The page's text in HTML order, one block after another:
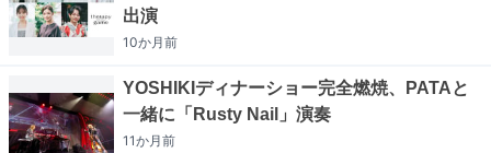
出演
10か月前
YOSHIKIディナーショー完全燃焼、PATAと
一緒に「Rusty Nail」演奏
11か月前